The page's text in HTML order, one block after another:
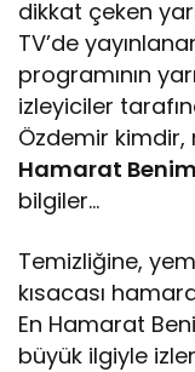
dikkat çeken
TV’de
programının
izleyiciler
Özdemir kimdir,
Hamarat Benim
bilgiler…
Temizliğine,
kısacası
En Hamarat
büyük ilgiyle